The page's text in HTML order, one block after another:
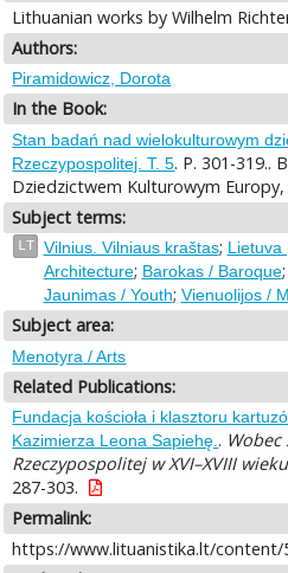
Lithuanian works by Wilhelm
Authors:
Piramidowicz, Dorota
In the Book:
Stan badań nad wielokulturowym
Rzeczypospolitej. T. 5. P. 301-319..
Dziedzictwem Kulturowym Europy,
Subject terms:
LT Vilnius. Vilniaus kraštas; Lietuva
Architecture; Barokas / Baroque;
Jaunimas / Youth; Vienuolijos /
Subject area:
Menotyra / Arts
Related Publications:
Fundacja kościoła i klasztoru
Kazimierza Leona Sapiehę..
Rzeczypospolitej w XVI–XVIII
287-303.
Permalink:
https://www.lituanistika.lt/content/